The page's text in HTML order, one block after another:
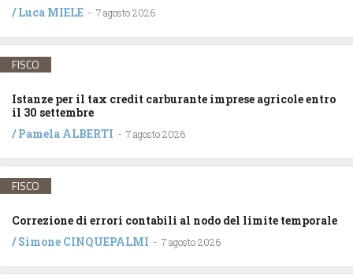
/Luca MIELE - 7 agosto 2026
FISCO
Istanze per il tax credit carburante imprese agricole entro
il 30 settembre
/Pamela ALBERTI - 7 agosto 2026
FISCO
Correzione di errori contabili al nodo del limite temporale
/Simone CINQUEPALMI - 7 agosto 2026